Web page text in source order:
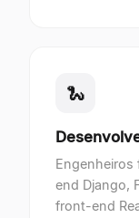
🐍
end Django,
front-end